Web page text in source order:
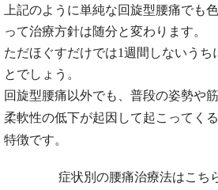
上記のように単純な回旋型腰痛でも
って治療方針は随分と変わります。
ただほぐすだけでは1週間しないうち
とでしょう。
回旋型腰痛以外でも、普段の姿勢や
柔軟性の低下が起因して起こってく
特徴です。
症状別の腰痛治療法はこち